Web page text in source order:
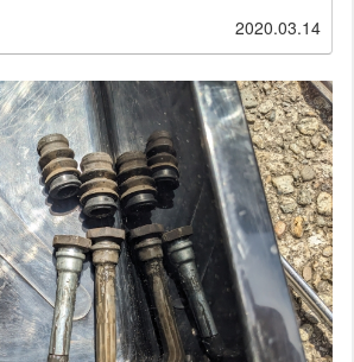
2020.03.14